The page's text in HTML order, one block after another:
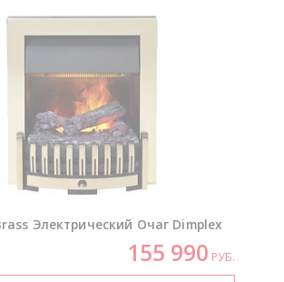
Электрический Очаг Dimplex
155 990 РУБ.